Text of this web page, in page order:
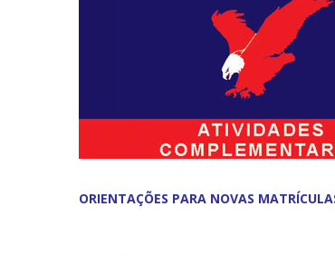
ORIENTAÇÕES PARA NOVAS